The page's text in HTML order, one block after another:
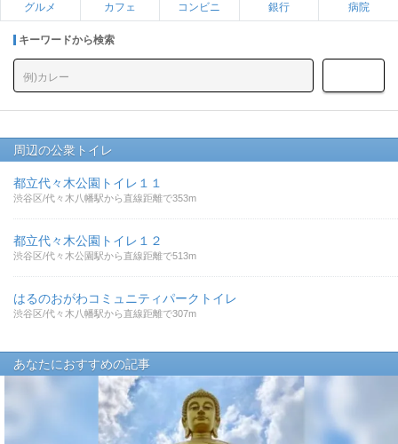
グルメ カフェ コンビニ 銀行 病院
キーワードから検索
周辺の公衆トイレ
都立代々木公園トイレ１１
渋谷区/代々木八幡駅から直線距離で353m
都立代々木公園トイレ１２
渋谷区/代々木公園駅から直線距離で513m
はるのおがわコミュニティパークトイレ
渋谷区/代々木八幡駅から直線距離で307m
あなたにおすすめの記事